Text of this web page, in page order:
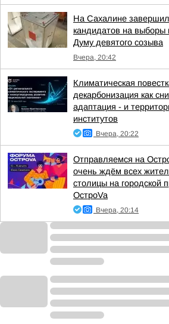
На Сахалине
кандидатов на выборы
Думу девятого созыва
Вчера, 20:42
Климатическая
декарбонизация как
адаптация - и
институтов
Вчера, 20:22
Отправляемся на
очень ждём всех
столицы на городской
ОстроVa
Вчера, 20:14